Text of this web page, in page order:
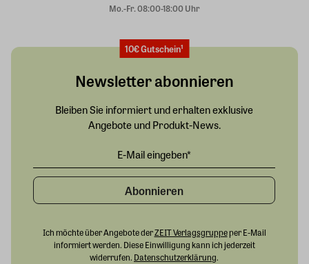
Mo.-Fr. 08:00-18:00 Uhr
10€ Gutschein¹
Newsletter abonnieren
Bleiben Sie informiert und erhalten exklusive
Angebote und Produkt-News.
Abonnieren
Ich möchte über Angebote derZEIT Verlagsgruppeper E-Mail
informiert werden. Diese Einwilligung kann ich jederzeit
widerrufen. Datenschutzerklärung.